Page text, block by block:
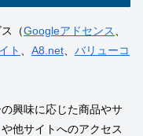
（Googleアドセンス
ト A8.net
バリューコ
興味に応じた商品やサ
他サイトへのアクセス